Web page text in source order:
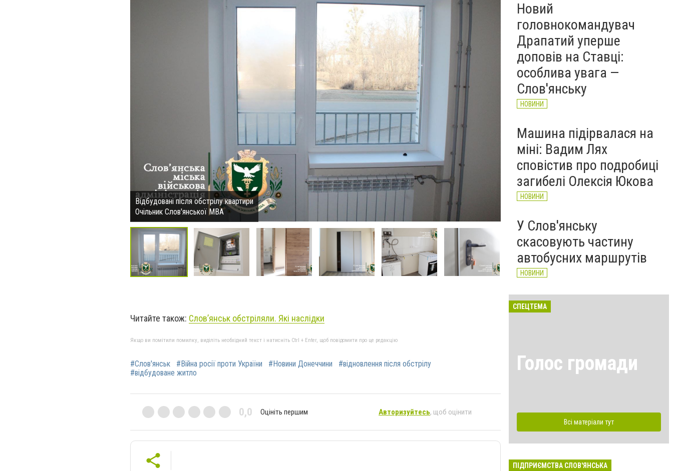
Відбудовані після обстрілу квартири
Очільник Слов'янської МВА
Відбудовані після обстрілу квартири
Читайте також: Слов’янськ обстріляли. Які наслідки
Якщо ви помітили помилку, виділіть необхідний текст і натисніть Ctrl + Enter, щоб повідомити про це редакцію
#Слов'янськ #Війна росії проти України #Новини Донеччини
#відновлення після обстрілу
#відбудоване житло
0,0 Оцініть першим Авторизуйтесь, щоб оцінити
Новий
головнокомандувач
Драпатий уперше
доповів на Ставці:
особлива увага —
Слов'янську
НОВИНИ
Машина підірвалася на
міні: Вадим Лях
сповістив про подробиці
загибелі Олексія Юкова
НОВИНИ
У Слов'янську
скасовують частину
автобусних маршрутів
НОВИНИ
СПЕЦТЕМА
Голос громади
Всі матеріали тут
ПІДПРИЄМСТВА СЛОВ'ЯНСЬКА